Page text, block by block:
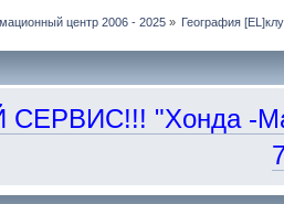
центр 2006 - 2025» География
"Хонда -